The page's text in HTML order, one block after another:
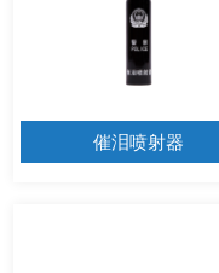
催泪喷射器